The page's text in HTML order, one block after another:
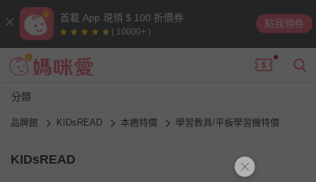
首載 App 現領 $ 100 折價券
( 10000+ )
點我領券
分類
品牌館 KIDsREAD 本週特價 學習教具/平板學習機特價
KIDsREAD